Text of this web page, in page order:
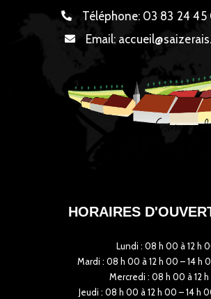
Téléphone: 03 83 24 45
Email:
HORAIRES
Lundi : 08 h 00 à 12 h
Mardi : 08 h 00 à 12 h 00 – 14 h
Mercredi : 08 h 00 à 12
Jeudi : 08 h 00 à 12 h 00 – 14 h